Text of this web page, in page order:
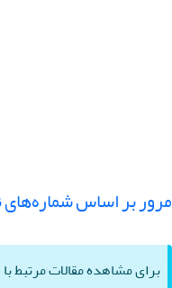
مرور بر اساس
برای مشاهده مقالات مرتبط